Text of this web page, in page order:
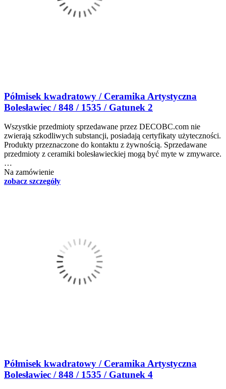
Półmisek kwadratowy / Ceramika Artystyczna
Bolesławiec / 848 / 1535 / Gatunek 2
Wszystkie przedmioty sprzedawane przez DECOBC.com nie
zwierają szkodliwych substancji, posiadają certyfikaty użyteczności.
Produkty przeznaczone do kontaktu z żywnością. Sprzedawane
przedmioty z ceramiki bolesławieckiej mogą być myte w zmywarce.
…
Na zamówienie
zobacz szczegóły
Półmisek kwadratowy / Ceramika Artystyczna
Bolesławiec / 848 / 1535 / Gatunek 4